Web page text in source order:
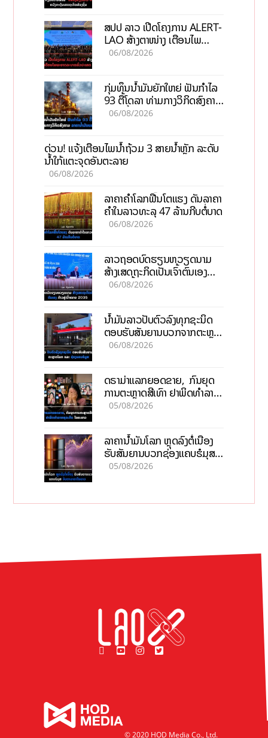
ສປປ ລາວ ເປີດໂຄງການ ALERT-
LAO ສ້າງຕາໜ່າງ ເຕືອນໄພ
ພະຍາດລະບາດທົ່ວປະເທດ
06/08/2026
ກຸ່ມທຶນນ້ຳມັນຍັກໃຫຍ່ ຟັນກຳໄລ
93 ຕື້ໂດລາ ທ່າມກາງວິກິດສົງຄາມ
ລາຄານໍ້າມັນແພງ
06/08/2026
ດ່ວນ! ແຈ້ງເຕືອນໄພນໍ້າຖ້ວມ 3 ສາຍນໍ້າຫຼັກ ລະດັບ
ນໍ້າໃກ້ແຕະຈຸດອັນຕະລາຍ
06/08/2026
ລາຄາຄຳໂລກຟື້ນໂຕແຮງ ດັນລາຄາ
ຄຳໃນລາວທະລຸ 47 ລ້ານກີບຕໍ່ບາດ
06/08/2026
ລາວຖອດບົດຮຽນຫວຽດນາມ
ສ້າງເສດຖະກິດເປັນເຈົ້າຕົນເອງ
ກ້າວສູ່ເປົ້າໝາຍ 2035
06/08/2026
ນໍ້າມັນລາວປັບຕົວລົງທຸກຊະນິດ
ຕອບຮັບສັນຍານບວກຈາກຕະຫຼາດ
ໂລກ ແລະ ຊ່ອງແຄບຮໍມູສ
06/08/2026
ດຣາມ່າແລກຍອດຂາຍ, ກົນຍຸດ
ການຕະຫຼາດສີເທົາ ຢາພິດທຳລາຍ
ທຸລະກິດ ໄລຍະຍາວ
05/08/2026
ລາຄານ້ຳມັນໂລກ ຫຼຸດລົງຕໍ່ເນື່ອງ
ຮັບສັນຍານບວກຊ່ອງແຄບຮໍມຸສ
ຈັບຕາລາຄາໃນລາວ
05/08/2026
© 2020 HOD Media Co., Ltd.